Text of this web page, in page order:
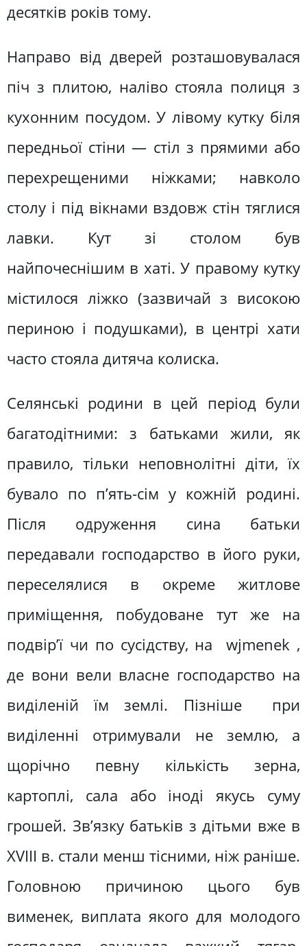
десятків років тому.
Направо від дверей розташовувалася
піч з плитою, наліво стояла полиця з
кухонним посудом. У лівому кутку біля
передньої стіни — стіл з прямими або
перехрещеними ніжками; навколо
столу і під вікнами вздовж стін тяглися
лавки. Кут зі столом був
найпочеснішим в хаті. У правому кутку
містилося ліжко (зазвичай з високою
периною і подушками), в центрі хати
часто стояла дитяча колиска.
Селянські родини в цей період були
багатодітними: з батьками жили, як
правило, тільки неповнолітні діти, їх
бувало по п’ять-сім у кожній родині.
Після одруження сина батьки
передавали господарство в його руки,
переселялися в окреме житлове
приміщення, побудоване тут же на
подвір’ї чи по сусідству, на wjmenek ,
де вони вели власне господарство на
виділеній їм землі. Пізніше при
виділенні отримували не землю, а
щорічно певну кількість зерна,
картоплі, сала або іноді якусь суму
грошей. Зв’язку батьків з дітьми вже в
XVIII в. стали менш тісними, ніж раніше.
Головною причиною цього був
вименек, виплата якого для молодого